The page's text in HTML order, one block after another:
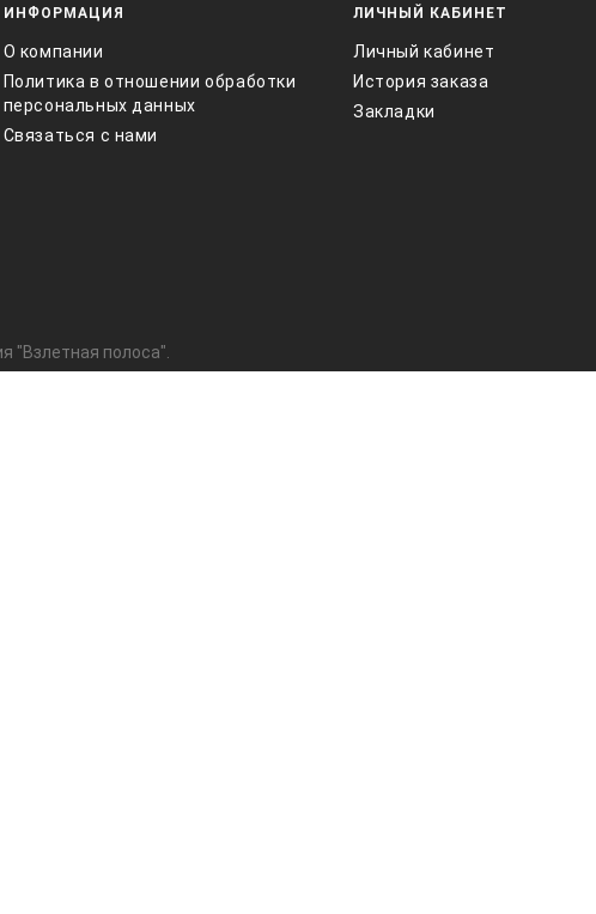
ИНФОРМАЦИЯ
О компании
Политика в отношении обработки
персональных данных
Связаться с нами
ЛИЧНЫЙ КАБИНЕТ
Личный кабинет
История заказа
Закладки
"Взлетная полоса".